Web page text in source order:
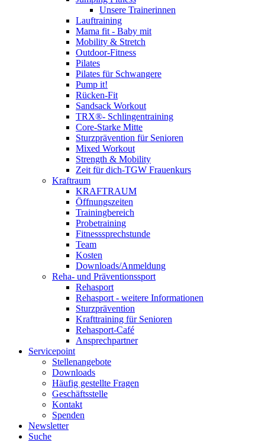
Unsere Trainerinnen
Lauftraining
Mama fit - Baby mit
Mobility & Stretch
Outdoor-Fitness
Pilates
Pilates für Schwangere
Pump it!
Rücken-Fit
Sandsack Workout
TRX®- Schlingentraining
Core-Starke Mitte
Sturzprävention für Senioren
Mixed Workout
Strength & Mobility
Zeit für dich-TGW Frauenkurs
Kraftraum
KRAFTRAUM
Öffnungszeiten
Trainingbereich
Probetraining
Fitnesssprechstunde
Team
Kosten
Downloads/Anmeldung
Reha- und Präventionssport
Rehasport
Rehasport - weitere Informationen
Sturzprävention
Krafttraining für Senioren
Rehasport-Café
Ansprechpartner
Servicepoint
Stellenangebote
Downloads
Häufig gestellte Fragen
Geschäftsstelle
Kontakt
Spenden
Newsletter
Suche